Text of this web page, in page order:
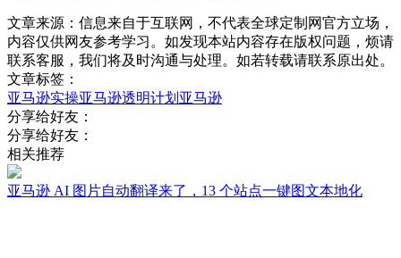
文章来源：信息来自于互联网，不代表全球定制网官方立场，
内容仅供网友参考学习。如发现本站内容存在版权问题，烦请
联系客服，我们将及时沟通与处理。如若转载请联系原出处。
文章标签：
亚马逊实操亚马逊透明计划 亚马逊
分享给好友：
分享给好友：
相关推荐
亚马逊 AI 图片自动翻译来了，13 个站点一键图文本地化